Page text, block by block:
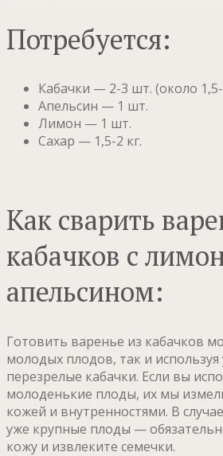
Потребуется:
Кабачки — 2-3 шт. (около 1,5-
Апельсин — 1 шт.
Лимон — 1 шт.
Сахар — 1,5-2 кг.
Как сварить
кабачков с
апельсином:
Готовить варенье из кабачков
молодых плодов, так и
перезрелые кабачки. Если вы
молоденькие плоды, их мы
кожей и внутренностями. В
уже крупные плоды —
кожу и извлеките семечки.